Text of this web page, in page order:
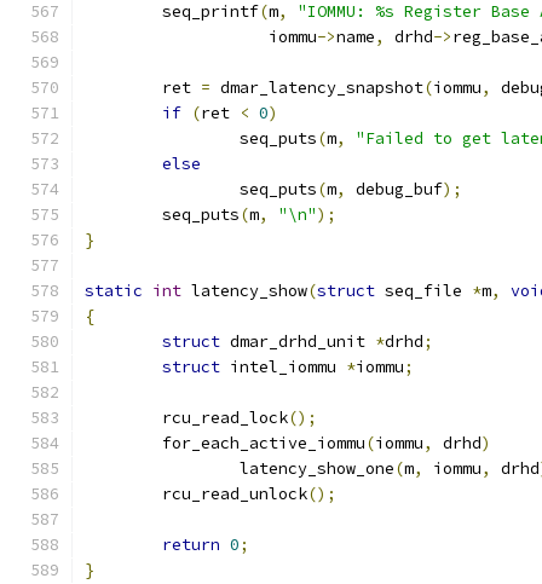
	seq_printf
(m,
"IOMMU: %s Register
		   iommu
->name, drhd->
	ret
= dmar_latency_snapshot(iommu,
if (ret < 0)
		seq_puts
(m,
"Failed to get
else
		seq_puts
(m, debug_buf);
	seq_puts
(m, "\n");
}
static int latency_show(struct seq_file *m,
{
struct dmar_drhd_unit *drhd;
struct intel_iommu *iommu;
	rcu_read_lock
();
	for_each_active_iommu
(iommu, drhd)
		latency_show_one
(m, iommu, drhd
	rcu_read_unlock
();
return 0;
}